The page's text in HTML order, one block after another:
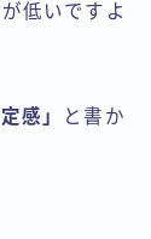
低いですよ
感」
と書か